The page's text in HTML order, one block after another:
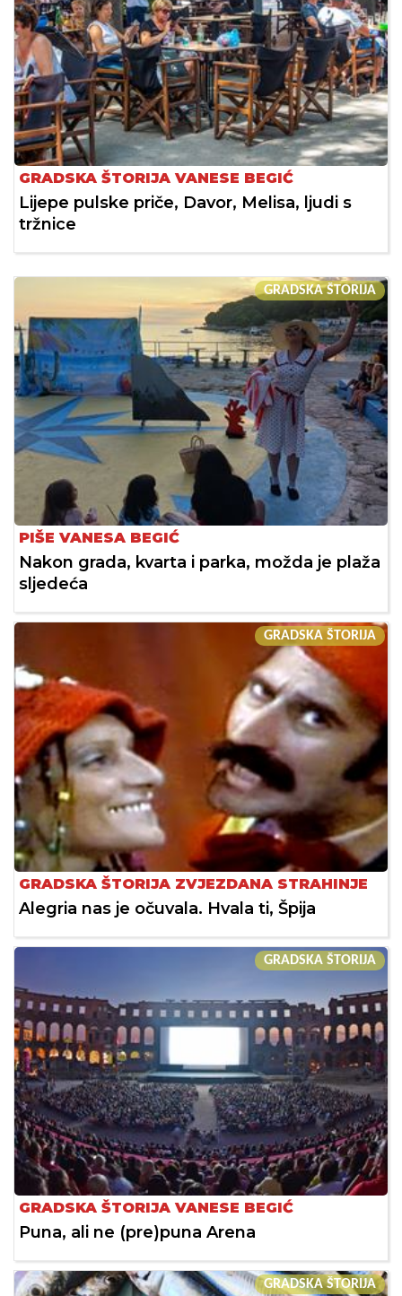
GRADSKA ŠTORIJA VANESE BEGIĆ
Lijepe pulske priče, Davor, Melisa, ljudi s
tržnice
GRADSKA ŠTORIJA
PIŠE VANESA BEGIĆ
Nakon grada, kvarta i parka, možda je plaža
sljedeća
GRADSKA ŠTORIJA
GRADSKA ŠTORIJA ZVJEZDANA STRAHINJE
Alegria nas je očuvala. Hvala ti, Špija
GRADSKA ŠTORIJA
GRADSKA ŠTORIJA VANESE BEGIĆ
Puna, ali ne (pre)puna Arena
GRADSKA ŠTORIJA